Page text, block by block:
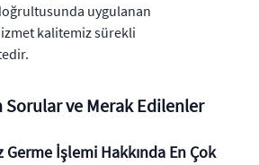
uygulanan
kalitemiz sürekli
Sorular ve Merak Edilenler
Germe İşlemi Hakkında En Çok